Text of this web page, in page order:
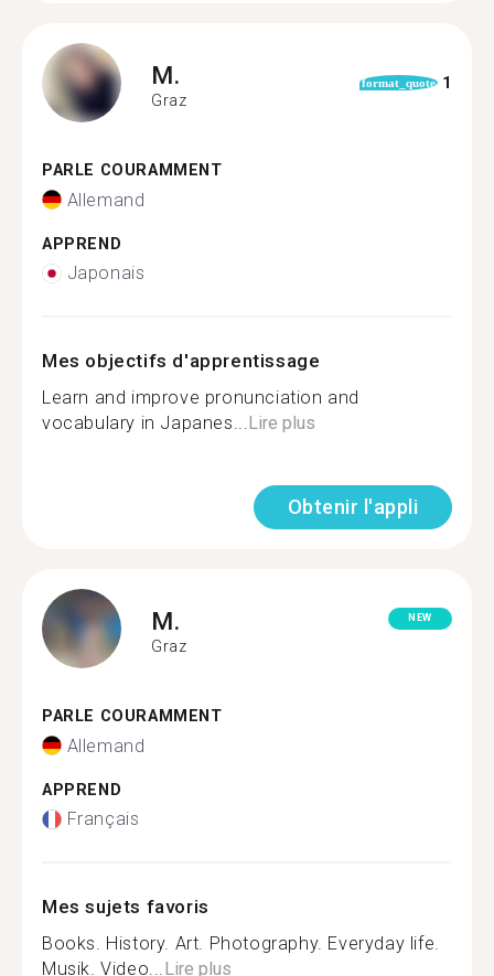
M.
Graz
format_quote 1
PARLE COURAMMENT
Allemand
APPREND
Japonais
Mes objectifs d'apprentissage
Learn and improve pronunciation and
vocabulary in Japanes...Lire plus
Obtenir l'appli
M.
Graz
NEW
PARLE COURAMMENT
Allemand
APPREND
Français
Mes sujets favoris
Books. History. Art. Photography. Everyday life.
Musik. Video...Lire plus